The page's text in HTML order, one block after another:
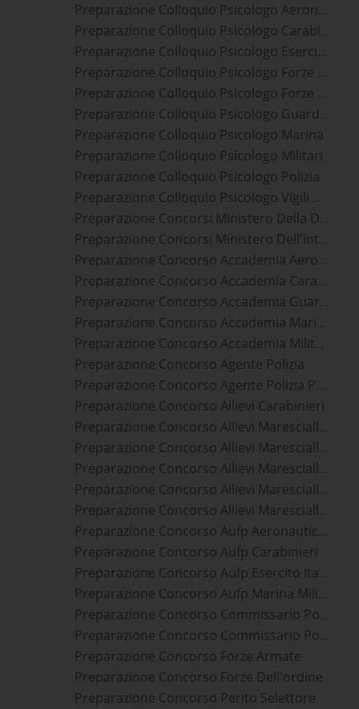
Preparazione Colloquio Psicologo Aeronautica
Preparazione Colloquio Psicologo Carabinieri
Preparazione Colloquio Psicologo Esercito
Preparazione Colloquio Psicologo Forze Armate
Preparazione Colloquio Psicologo Forze Dell'ordine
Preparazione Colloquio Psicologo Guardia Di Finanza
Preparazione Colloquio Psicologo Marina
Preparazione Colloquio Psicologo Militari
Preparazione Colloquio Psicologo Polizia
Preparazione Colloquio Psicologo Vigili Del Fuoco
Preparazione Concorsi Ministero Della Difesa
Preparazione Concorsi Ministero Dell'interno
Preparazione Concorso Accademia Aeronautica Militare
Preparazione Concorso Accademia Carabinieri Di Modena
Preparazione Concorso Accademia Guardia Di Finanza
Preparazione Concorso Accademia Marina Militare
Preparazione Concorso Accademia Militare Esercito Di Modena
Preparazione Concorso Agente Polizia
Preparazione Concorso Agente Polizia Penitenziaria
Preparazione Concorso Allievi Carabinieri
Preparazione Concorso Allievi Marescialli Aeronautica Militare
Preparazione Concorso Allievi Marescialli Carabinieri
Preparazione Concorso Allievi Marescialli Esercito Italiano
Preparazione Concorso Allievi Marescialli Guardia Di Finanza
Preparazione Concorso Allievi Marescialli Marina Militare
Preparazione Concorso Aufp Aeronautica Militare
Preparazione Concorso Aufp Carabinieri
Preparazione Concorso Aufp Esercito Italiano
Preparazione Concorso Aufp Marina Militare
Preparazione Concorso Commissario Polizia Di Stato
Preparazione Concorso Commissario Polizia Penitenziaria
Preparazione Concorso Forze Armate
Preparazione Concorso Forze Dell'ordine
Preparazione Concorso Perito Selettore